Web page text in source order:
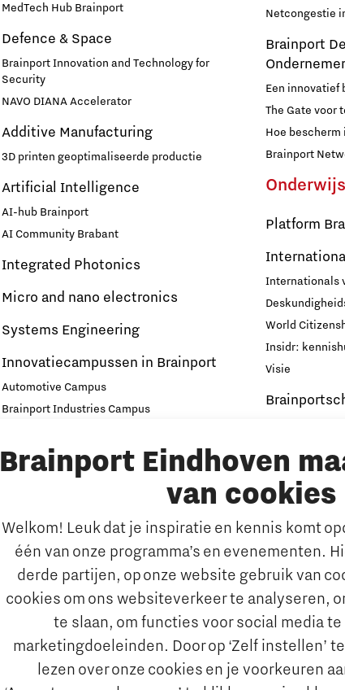
Brainport Eindhoven
van cookies
Welkom! Leuk dat je inspiratie en kennis komt
één van onze programma’s en evenementen.
derde partijen, op onze website gebruik van
cookies om ons websiteverkeer te analyseren,
te slaan, om functies voor social media
marketingdoeleinden. Door op ‘Zelf instellen’
lezen over onze cookies en je voorkeuren
MedTech Hub Brainport
Defence & Space
Brainport Innovation and Technology for
Security
NAVO DIANA Accelerator
Additive Manufacturing
3D printen geoptimaliseerde productie
Artificial Intelligence
AI-hub Brainport
AI Community Brabant
Integrated Photonics
Micro and nano electronics
Systems Engineering
Innovatiecampussen in Brainport
Automotive Campus
Brainport Industries Campus
Strijp District
TU/e Campus
Arbeidsmarkt
Aantrekken en behouden van talent
Internationaal talent aantrekken en
behouden
Hoe werken de jobportals
Reskilling in Brainport
Netcongestie
Brainport
Een innovatief
The Gate voor
Hoe bescherm
Brainport
Onderwijs
Platform
Internationals
World
Insidr:
Visie
Publicaties
Onderwijs
Whitepapers
Nieuwsbrief
Insidr wijst
de weg in
Brainport